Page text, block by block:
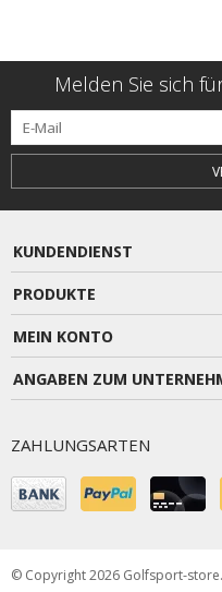
Melden Sie sich
KUNDENDIENST
PRODUKTE
MEIN KONTO
ANGABEN ZUM
ZAHLUNGSARTEN
© Copyright 2026 Golfsport-